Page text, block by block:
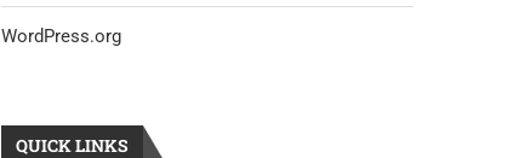
WordPress.org
QUICK LINKS